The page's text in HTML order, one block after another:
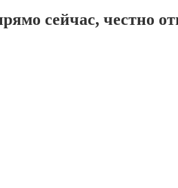
сейчас, честно